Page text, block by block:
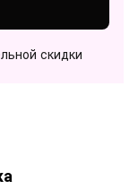
скидки